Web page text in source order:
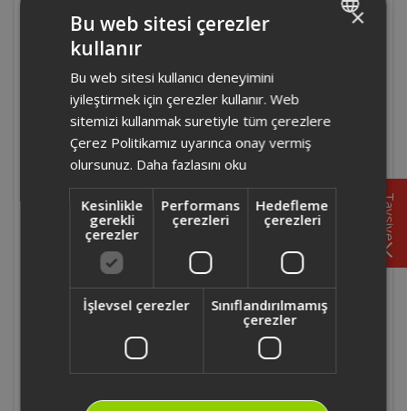
Evden Eve Servis hizmeti ücreti neleri
kapsıyor?
Evden Eve Servis hizmeti hangi illerde
verilmektedir.
Evden Eve Servis hizmeti hangi ürünler için
geçerlidir?
Evden Eve Servis hizmeti almak
istiyorum.Nasıl talep edebilirim?
Evden Eve Servis hizmet ücreti nedir?
Evden Eve Servis hizmetinde birden fazla
ürün için hizmet alınabilir mi?
Tavsiye
×
Bu web sitesi çerezler
kullanır
Bu web sitesi kullanıcı deneyimini
iyileştirmek için çerezler kullanır. Web
sitemizi kullanmak suretiyle tüm çerezlere
Çerez Politikamız uyarınca onay vermiş
olursunuz. Daha fazlasını oku
Kesinlikle
gerekli
çerezler
Performans
çerezleri
Hedefleme
çerezleri
İşlevsel çerezler
Sınıflandırılmamış
çerezler